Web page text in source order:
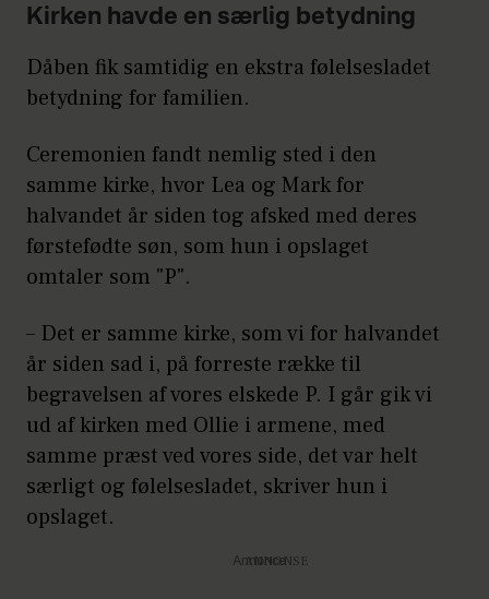
Kirken havde en særlig betydning
Dåben fik samtidig en ekstra følelsesladet
betydning for familien.
Ceremonien fandt nemlig sted i den
samme kirke, hvor Lea og Mark for
halvandet år siden tog afsked med deres
førstefødte søn, som hun i opslaget
omtaler som "P".
– Det er samme kirke, som vi for halvandet
år siden sad i, på forreste række til
begravelsen af vores elskede P. I går gik vi
ud af kirken med Ollie i armene, med
samme præst ved vores side, det var helt
særligt og følelsesladet, skriver hun i
opslaget.
Annonce